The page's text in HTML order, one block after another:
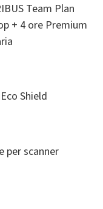
Team Plan
+ 4 ore Premium
Shield
per scanner